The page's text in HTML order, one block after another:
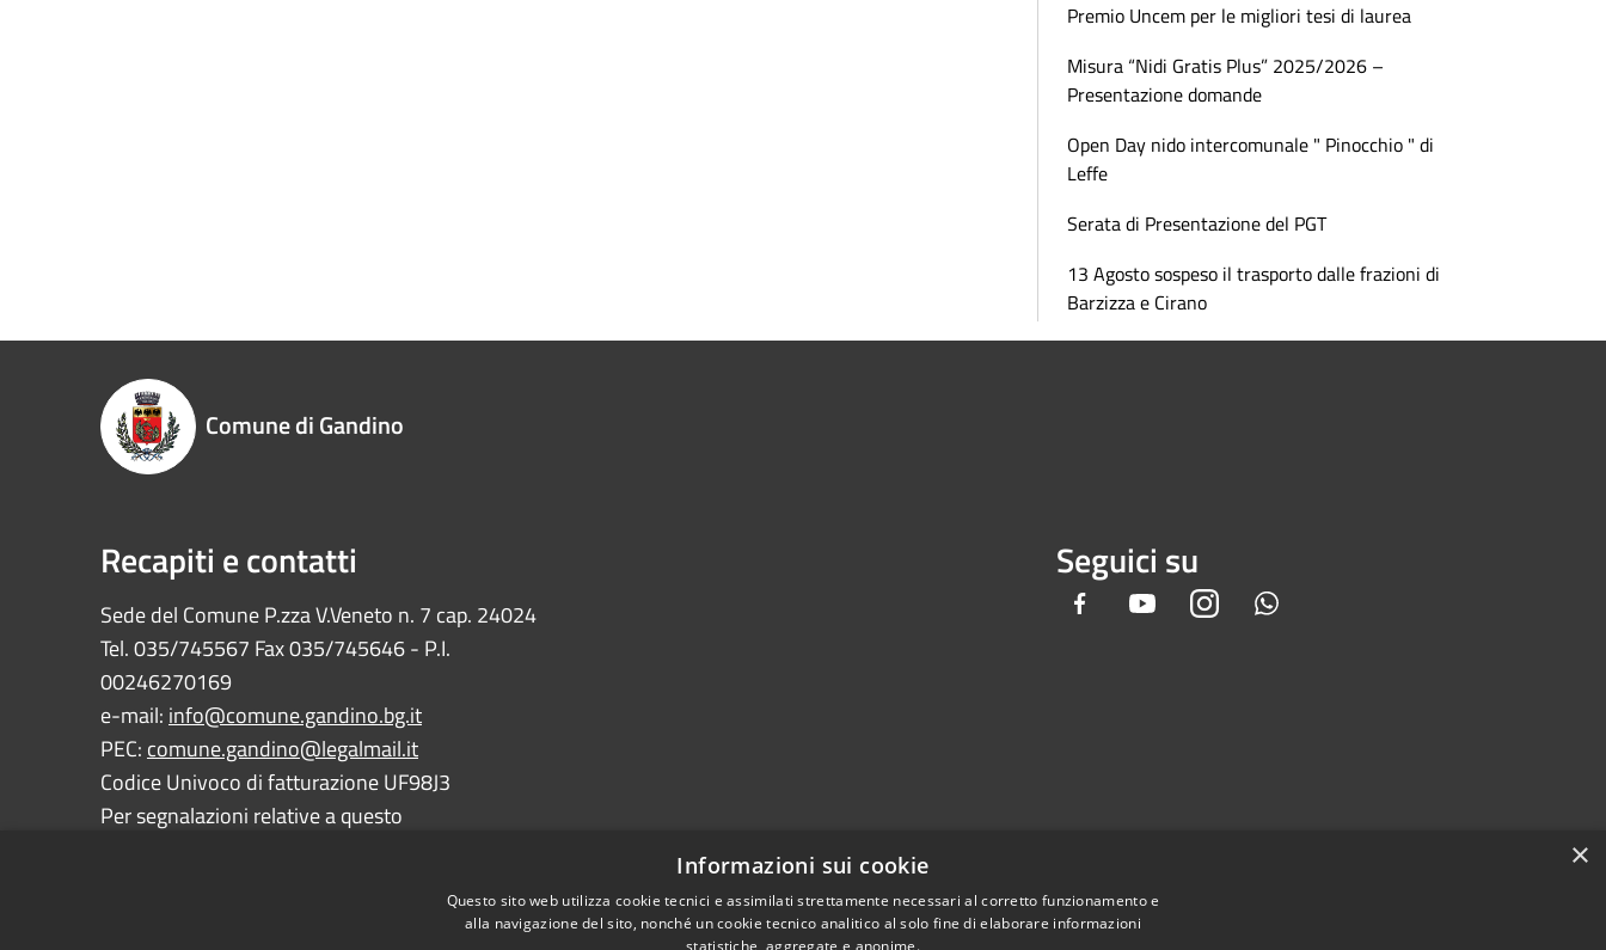
Premio Uncem per le migliori tesi di laurea
Misura “Nidi Gratis Plus” 2025/2026 –
Presentazione domande
Open Day nido intercomunale " Pinocchio " di
Leffe
Serata di Presentazione del PGT
13 Agosto sospeso il trasporto dalle frazioni di
Barzizza e Cirano
Comune di Gandino
Recapiti e contatti
Sede del Comune P.zza V.Veneto n. 7 cap. 24024
Tel. 035/745567 Fax 035/745646 - P.I.
00246270169
e-mail: info@comune.gandino.bg.it
PEC: comune.gandino@legalmail.it
Codice Univoco di fatturazione UF98J3
Per segnalazioni relative a questo
Seguici su
Facebook YoutubeInstagram
×
Informazioni sui cookie
Questo sito web utilizza cookie tecnici e assimilati strettamente necessari al corretto funzionamento e
alla navigazione del sito, nonché un cookie tecnico analitico al solo fine di elaborare informazioni
statistiche, aggregate e anonime.